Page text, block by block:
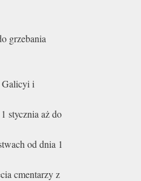
grzebania
Galicyi i
stycznia aż do
od dnia 1
cmentarzy z